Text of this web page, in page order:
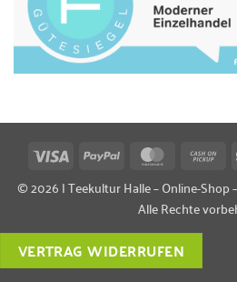
Visa PayPal MasterCard
© 2026 | Teekultur Halle – Online-Shop
Alle Rechte
VERTRAG WIDERRUFEN